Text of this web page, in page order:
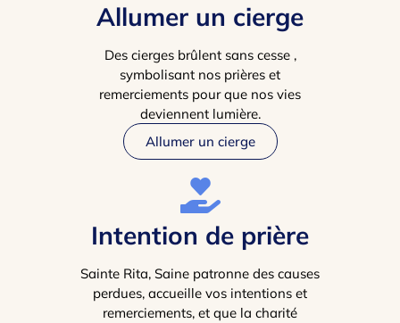
Allumer un cierge
Des cierges brûlent sans cesse ,
symbolisant nos prières et
remerciements pour que nos vies
deviennent lumière.
Allumer un cierge
Intention de prière
Sainte Rita, Saine patronne des causes
perdues, accueille vos intentions et
remerciements, et que la charité